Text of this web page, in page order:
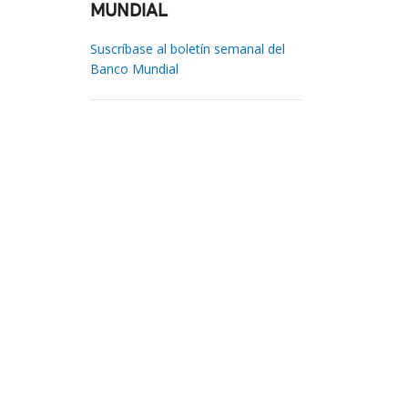
MUNDIAL
Suscríbase al boletín semanal del
Banco Mundial